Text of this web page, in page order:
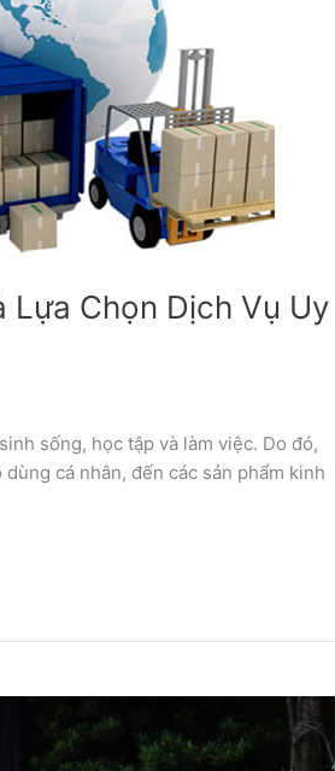
Lựa Chọn Dịch Vụ Uy
sống, học tập và làm việc. Do đó,
cá nhân, đến các sản phẩm kinh